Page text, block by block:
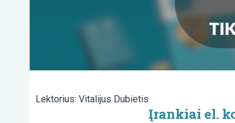
Lektorius: Vitalijus Dubietis
Įrankiai el.